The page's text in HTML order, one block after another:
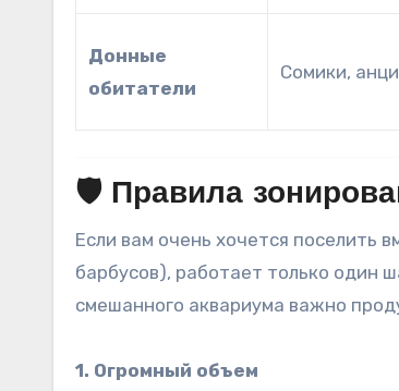
Донные
обитатели
Сомики,
🛡️ Правила
Если вам очень хочется поселить
барбусов), работает только один
смешанного аквариума важно
1. Огромный объем